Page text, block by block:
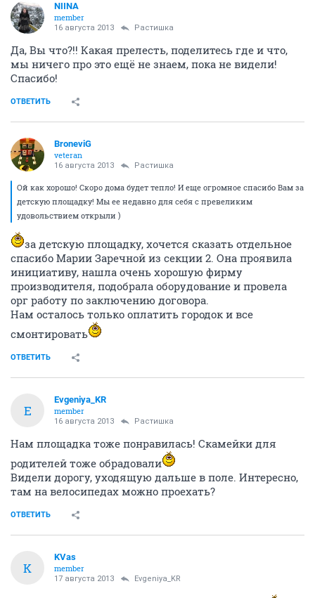
NIINA
member
16 августа 2013 Растишка
Да, Вы что?!! Какая прелесть, поделитесь где и что,
мы ничего про это ещё не знаем, пока не видели!
Спасибо!
ОТВЕТИТЬ
BroneviG
veteran
16 августа 2013 Растишка
Ой как хорошо! Скоро дома будет тепло! И еще огромное спасибо Вам за
детскую площадку! Мы ее недавно для себя с превеликим
удовольствием открыли )
за детскую площадку, хочется сказать отдельное
спасибо Марии Заречной из секции 2. Она проявила
инициативу, нашла очень хорошую фирму
производителя, подобрала оборудование и провела
орг работу по заключению договора.
Нам осталось только оплатить городок и все
смонтировать
ОТВЕТИТЬ
E
Evgeniya_KR
member
16 августа 2013 Растишка
Нам площадка тоже понравилась! Скамейки для
родителей тоже обрадовали
Видели дорогу, уходящую дальше в поле. Интересно,
там на велосипедах можно проехать?
ОТВЕТИТЬ
K
KVas
member
17 августа 2013 Evgeniya_KR